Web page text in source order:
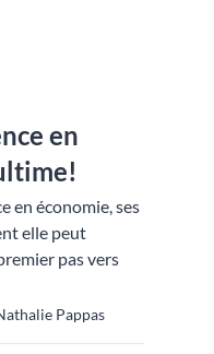
en
en économie, ses
elle peut
pas vers
Pappas